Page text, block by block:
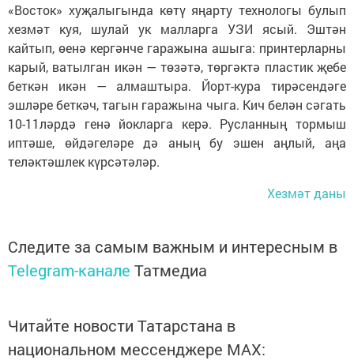
«Восток» хуҗалыгында көтү яңарту технологы булып
хезмәт куя, шулай ук малларга УЗИ ясый. Эштән
кайтып, өенә кергәнче гаражына ашыга: принтерларны
карый, ватылган икән — төзәтә, төргәктә пластик җебе
беткән икән — алмаштыра. Йорт-кура тирәсендәге
эшләре беткәч, тагын гаражына чыга. Кич белән сәгать
10-11ләрдә генә йокларга керә. Русланның тормыш
иптәше, өйдәгеләре дә аның бу эшен аңлый, аңа
теләктәшлек күрсәтәләр.
Хезмәт даны
Следите за самым важным и интересным в
Telegram-канале Татмедиа
Читайте новости Татарстана в
национальном мессенджере MАХ: